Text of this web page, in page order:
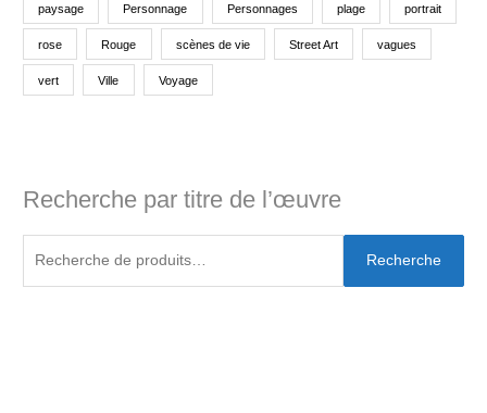
paysage Personnage Personnages plage portrait
rose Rouge scènes de vie Street Art vagues
vert Ville Voyage
Recherche par titre de l’œuvre
Recherche